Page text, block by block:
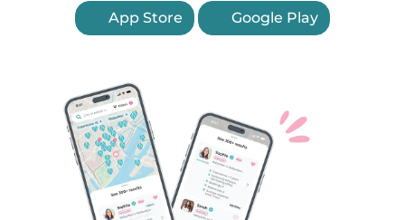
App Store Google Play